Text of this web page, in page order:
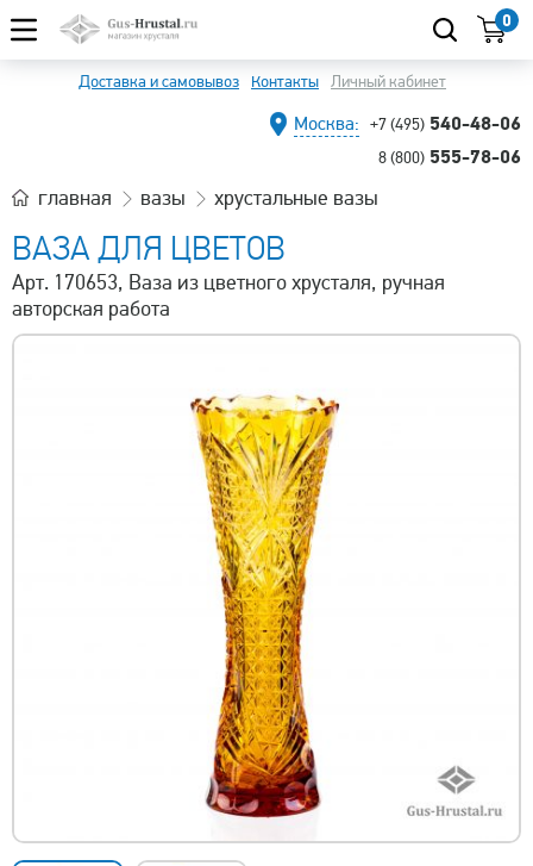
0
Доставка и самовывоз Контакты Личный кабинет
Москва: +7 (495) 540-48-06
8 (800) 555-78-06
главная вазы хрустальные вазы
ВАЗА ДЛЯ ЦВЕТОВ
Арт. 170653, Ваза из цветного хрусталя, ручная
авторская работа